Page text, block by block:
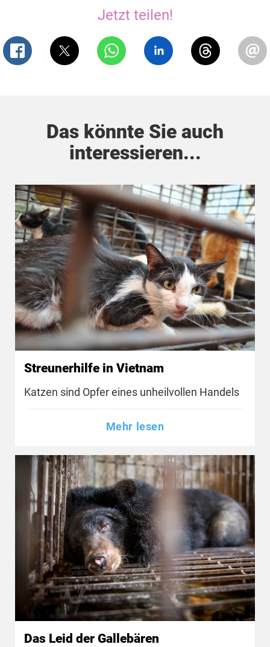
Jetzt teilen!
Das könnte Sie auch
interessieren...
Streunerhilfe in Vietnam
Katzen sind Opfer eines unheilvollen Handels
Mehr lesen
Das Leid der Gallebären